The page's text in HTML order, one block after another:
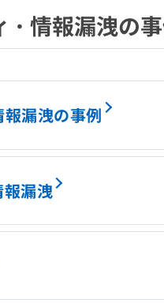
・情報漏洩の
報漏洩の事例
報漏洩